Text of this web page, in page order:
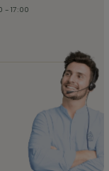
- 17:00